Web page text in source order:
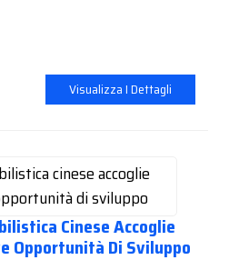
Visualizza I Dettagli
Cinese Accoglie
Opportunità Di Sviluppo